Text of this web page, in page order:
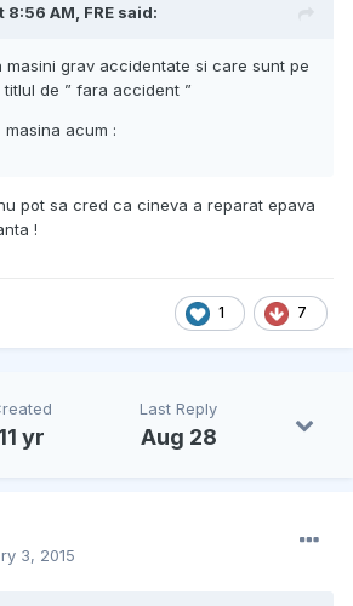
8:56 AM, FRE said:
masini grav accidentate si care sunt pe
de ” fara accident ”
acum :
pot sa cred ca cineva a reparat epava
!
1 7
11 yr
Last Reply
Aug 28
3, 2015